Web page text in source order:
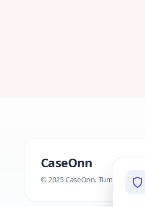
CaseOnn
© 2025 CaseOnn. Tüm hakları